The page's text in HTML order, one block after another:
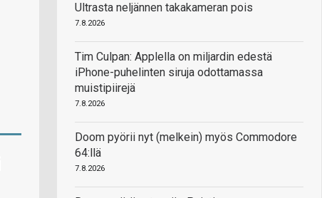
Ultrasta neljännen takakameran pois
7.8.2026
Tim Culpan: Applella on miljardin edestä
iPhone-puhelinten siruja odottamassa
muistipiirejä
7.8.2026
Doom pyörii nyt (melkein) myös Commodore
64:llä
7.8.2026